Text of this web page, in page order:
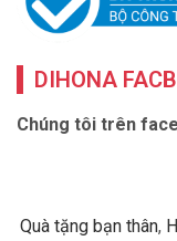
DIHONA
Chúng tôi trên
Quà tặng bạn thân,